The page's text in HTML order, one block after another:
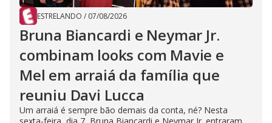
ESTRELANDO / 07/08/2026
Bruna Biancardi e Neymar Jr.
combinam looks com Mavie e
Mel em arraiá da família que
reuniu Davi Lucca
Um arraiá é sempre bão demais da conta, né? Nesta